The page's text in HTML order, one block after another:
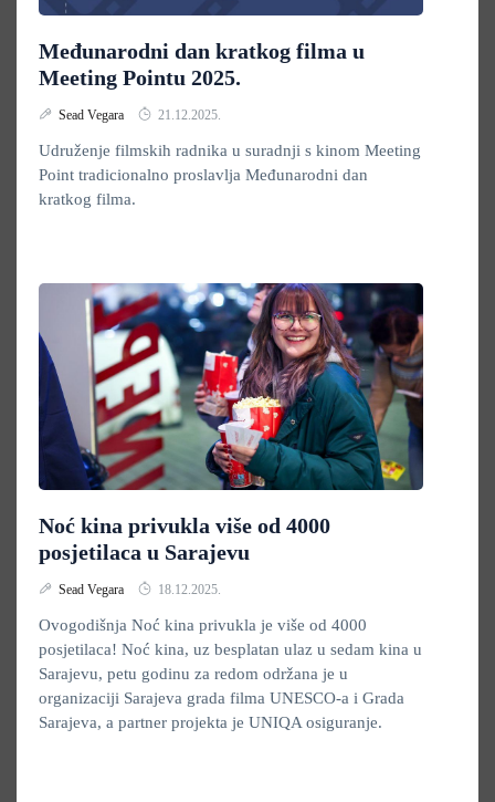
Međunarodni dan kratkog filma u
Meeting Pointu 2025.
Sead Vegara 21.12.2025.
Udruženje filmskih radnika u suradnji s kinom Meeting
Point tradicionalno proslavlja Međunarodni dan
kratkog filma.
Noć kina privukla više od 4000
posjetilaca u Sarajevu
Sead Vegara 18.12.2025.
Ovogodišnja Noć kina privukla je više od 4000
posjetilaca! Noć kina, uz besplatan ulaz u sedam kina u
Sarajevu, petu godinu za redom održana je u
organizaciji Sarajeva grada filma UNESCO-a i Grada
Sarajeva, a partner projekta je UNIQA osiguranje.